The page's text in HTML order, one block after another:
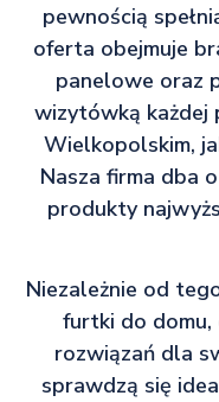
pewnością
oferta obejmuje
panelowe oraz
wizytówką każdej
Wielkopolskim,
Nasza firma dba
produkty
Niezależnie od
furtki do domu,
rozwiązań dla
sprawdzą się